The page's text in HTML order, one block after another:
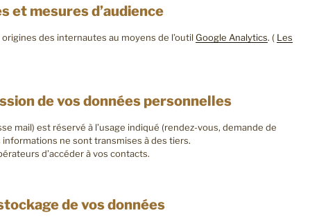
et mesures d’audience
des internautes au moyens de l’outilGoogle Analytics. ( Les
de vos données personnelles
mail) est réservé à l’usage indiqué (rendez-vous, demande de
ne sont transmises à des tiers.
d’accéder à vos contacts.
de vos données